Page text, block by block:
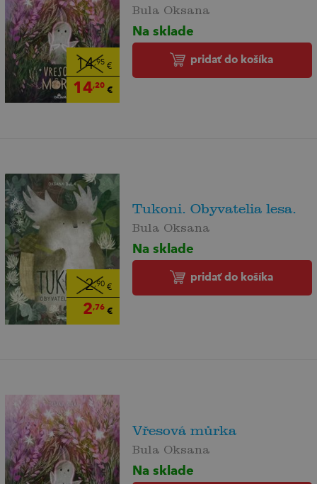
14,95€
14,20€
Bula Oksana
Na sklade
pridať do košíka
2,90€
2,76€
Tukoni. Obyvatelia lesa.
Bula Oksana
Na sklade
pridať do košíka
Vřesová můrka
Bula Oksana
Na sklade